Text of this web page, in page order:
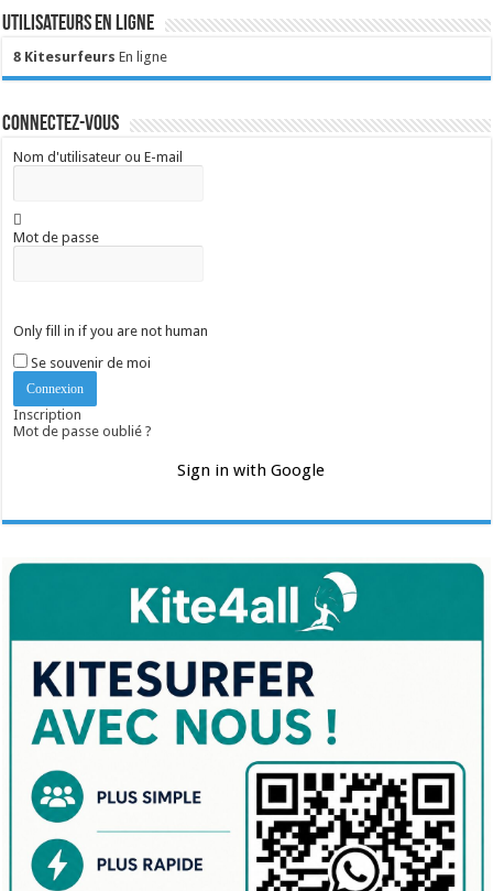
Utilisateurs en ligne
8 Kitesurfeurs En ligne
Connectez-vous
Nom d'utilisateur ou E-mail
Mot de passe
Only fill in if you are not human
Se souvenir de moi
Inscription
Mot de passe oublié ?
Sign in with Google